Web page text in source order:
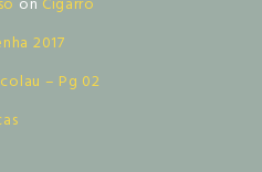
2017
– Pg 02